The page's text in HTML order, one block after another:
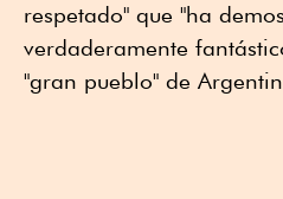
respetado" que "ha
verdaderamente
"gran pueblo" de